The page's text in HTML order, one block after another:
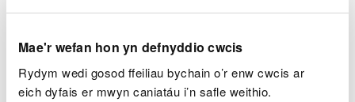
Mae'r wefan hon yn defnyddio cwcis
Rydym wedi gosod ffeiliau bychain o’r enw cwcis ar
eich dyfais er mwyn caniatáu i’n safle weithio.
Gweithdrefn orfodi